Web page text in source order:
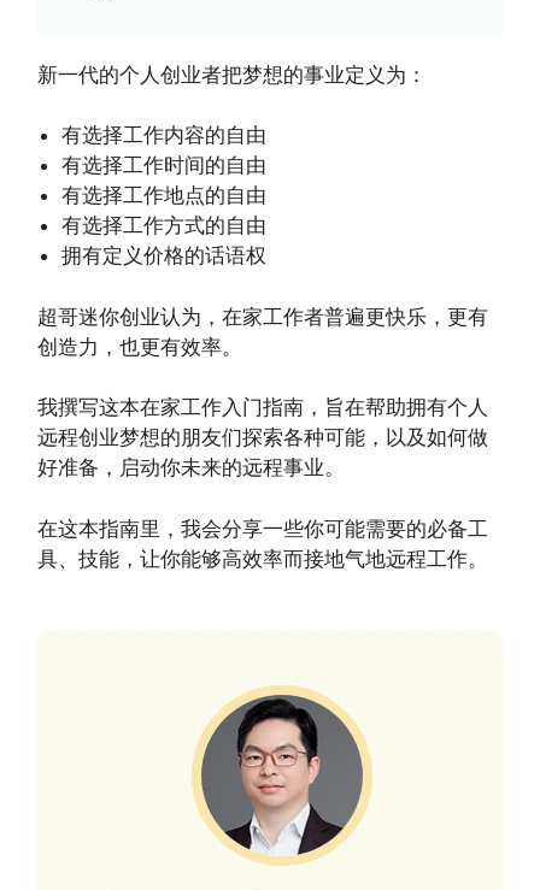
新一代的个人创业者把梦想的事业定义为：
有选择工作内容的自由
有选择工作时间的自由
有选择工作地点的自由
有选择工作方式的自由
拥有定义价格的话语权
超哥迷你创业认为，在家工作者普遍更快乐，更有
创造力，也更有效率。
我撰写这本在家工作入门指南，旨在帮助拥有个人
远程创业梦想的朋友们探索各种可能，以及如何做
好准备，启动你未来的远程事业。
在这本指南里，我会分享一些你可能需要的必备工
具、技能，让你能够高效率而接地气地远程工作。